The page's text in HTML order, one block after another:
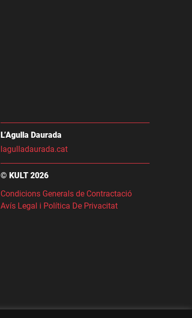
L’Agulla Daurada
lagulladaurada.cat
© KULT 2026
Condicions Generals de Contractació
Avís Legal i Política De Privacitat